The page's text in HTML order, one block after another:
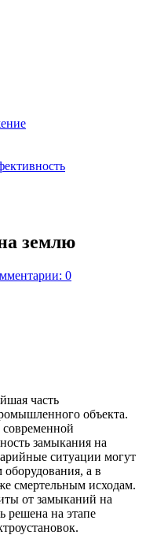
землю
0
часть
объекта.
замыкания на
ситуации могут
а в
смертельным исходам.
от замыканий на
решена на этапе